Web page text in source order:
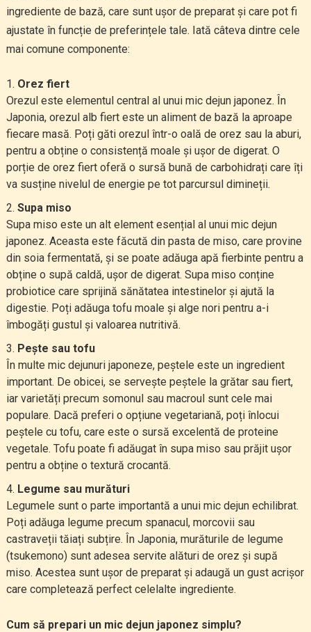
ingrediente de bază, care sunt ușor de preparat și care pot fi
ajustate în funcție de preferințele tale. Iată câteva dintre cele
mai comune componente:
Orez fiert
Orezul este elementul central al unui mic dejun japonez. În
Japonia, orezul alb fiert este un aliment de bază la aproape
fiecare masă. Poți găti orezul într-o oală de orez sau la aburi,
pentru a obține o consistență moale și ușor de digerat. O
porție de orez fiert oferă o sursă bună de carbohidrați care îți
va susține nivelul de energie pe tot parcursul dimineții.
Supa miso
Supa miso este un alt element esențial al unui mic dejun
japonez. Aceasta este făcută din pasta de miso, care provine
din soia fermentată, și se poate adăuga apă fierbinte pentru a
obține o supă caldă, ușor de digerat. Supa miso conține
probiotice care sprijină sănătatea intestinelor și ajută la
digestie. Poți adăuga tofu moale și alge nori pentru a-i
îmbogăți gustul și valoarea nutritivă.
Pește sau tofu
În multe mic dejunuri japoneze, peștele este un ingredient
important. De obicei, se servește peștele la grătar sau fiert,
iar varietăți precum somonul sau macroul sunt cele mai
populare. Dacă preferi o opțiune vegetariană, poți înlocui
peștele cu tofu, care este o sursă excelentă de proteine
vegetale. Tofu poate fi adăugat în supa miso sau prăjit ușor
pentru a obține o textură crocantă.
Legume sau murături
Legumele sunt o parte importantă a unui mic dejun echilibrat.
Poți adăuga legume precum spanacul, morcovii sau
castraveții tăiați subțire. În Japonia, murăturile de legume
(tsukemono) sunt adesea servite alături de orez și supă
miso. Acestea sunt ușor de preparat și adaugă un gust acrișor
care completează perfect celelalte ingrediente.
Cum să prepari un mic dejun japonez simplu?